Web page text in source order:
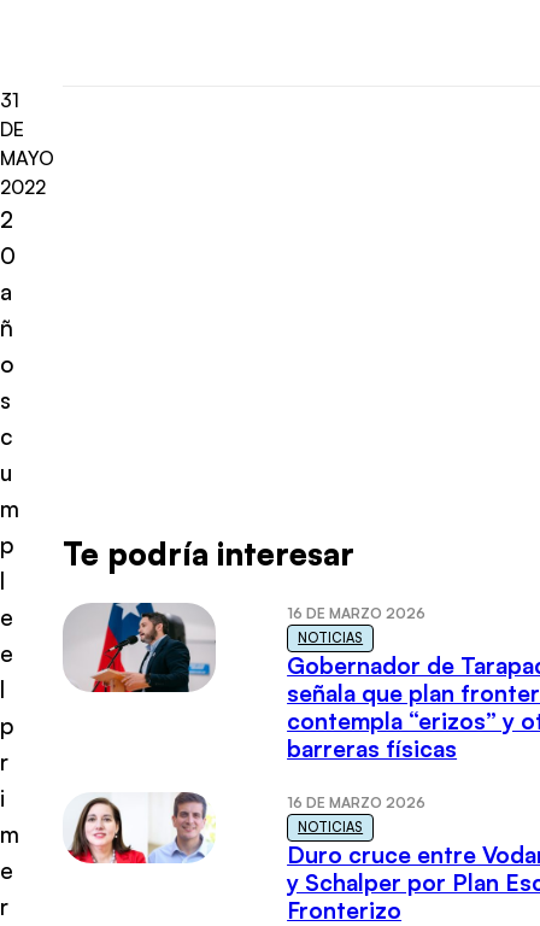
31
DE
MAYO
2022
2
0
a
ñ
o
s
c
u
m
p
l
e
e
l
p
r
i
m
e
r
Te podría interesar
16 DE MARZO 2026
NOTICIAS
Gobernador de
señala que plan
contempla “erizos” y
barreras físicas
16 DE MARZO 2026
NOTICIAS
Duro cruce entre
y Schalper por Plan
Fronterizo